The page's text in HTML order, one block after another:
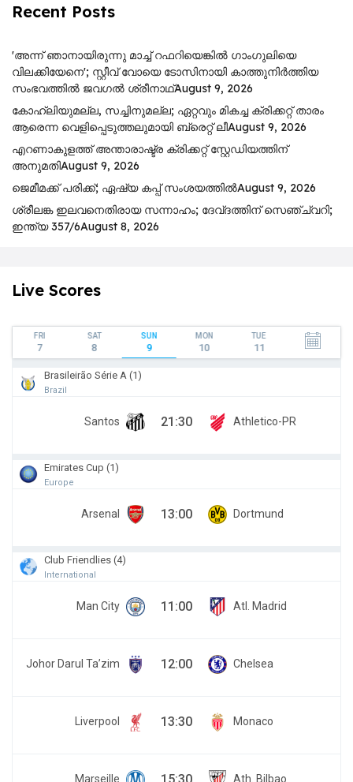
Recent Posts
'അന്ന് ഞാനായിരുന്നു മാച്ച് റഫറിയെങ്കിൽ ഗാംഗുലിയെ
വിലക്കിയേനെ'; സ്റ്റീവ് വോയെ ടോസിനായി കാത്തുനിർത്തിയ
സംഭവത്തിൽ ജവഗൽ ശ്രീനാഥ്August 9, 2026
കോഹ്‌ലിയുമല്ല, സച്ചിനുമല്ല; ഏറ്റവും മികച്ച ക്രിക്കറ്റ് താരം
ആരെന്ന വെളിപ്പെടുത്തലുമായി ബ്രെറ്റ് ലീAugust 9, 2026
എറണാകുളത്ത് അന്താരാഷ്ട്ര ക്രിക്കറ്റ് സ്റ്റേഡിയത്തിന്
അനുമതിAugust 9, 2026
ജെമീമക്ക് പരിക്ക്; ഏഷ്യ കപ്പ് സംശയത്തിൽAugust 9, 2026
ശ്രീലങ്ക ഇലവനെതിരായ സന്നാഹം; ദേവ്ദത്തിന് സെഞ്ച്വറി;
ഇന്ത്യ 357/6August 8, 2026
Live Scores
FRI
7
SAT
8
SUN
9
MON
10
TUE
11
Brasileirão Série A (1)
Brazil
Santos 21:30 Athletico-PR
Emirates Cup (1)
Europe
Arsenal 13:00 Dortmund
Club Friendlies (4)
International
Man City 11:00 Atl. Madrid
Johor Darul Ta’zim 12:00 Chelsea
Liverpool 13:30 Monaco
Marseille 15:30 Ath. Bilbao